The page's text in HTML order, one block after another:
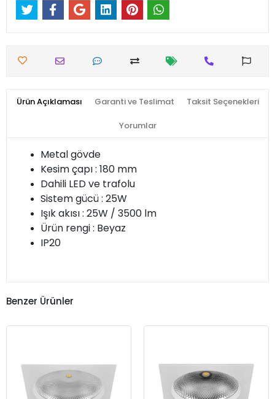
Ürün Açıklaması Garanti ve Teslimat Taksit Seçenekleri
Yorumlar
Metal gövde
Kesim çapı : 180 mm
Dahili LED ve trafolu
Sistem gücü : 25W
Işık akısı : 25W / 3500 lm
Ürün rengi : Beyaz
IP20
Benzer Ürünler